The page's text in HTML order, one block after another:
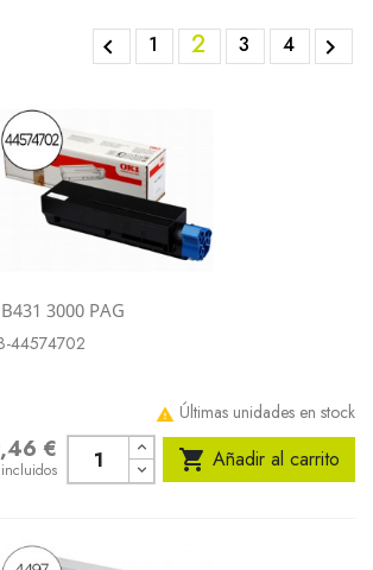
 1 2 3 4 
3000 PAG
44574702
 Últimas unidades en stock
€  Añadir al carrito